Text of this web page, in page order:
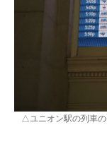
△ユニオン駅の列車